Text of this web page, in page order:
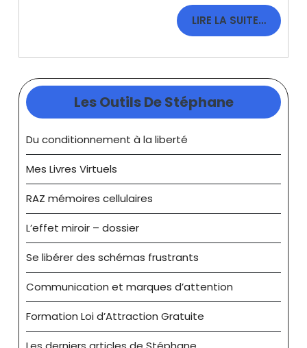
LIRE LA SUITE…LIRE
LA
Les Outils De Stéphane
Du conditionnement à la liberté
Mes Livres Virtuels
RAZ mémoires cellulaires
L’effet miroir – dossier
Se libérer des schémas frustrants
Communication et marques d’attention
Formation Loi d’Attraction Gratuite